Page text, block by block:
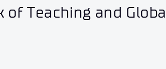
Teaching and